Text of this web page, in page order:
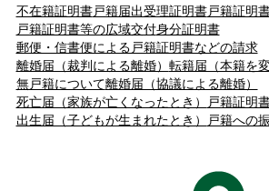
不在籍証明書戸籍届出受理証明書戸籍証明
戸籍証明書等の広域交付身分証明書
郵便・信書便による戸籍証明書などの請求
離婚届（裁判による離婚） 転籍届（本籍を
無戸籍について離婚届（協議による離婚）
死亡届（家族が亡くなったとき）
戸籍証明
出生届（子どもが生まれたとき）
戸籍への